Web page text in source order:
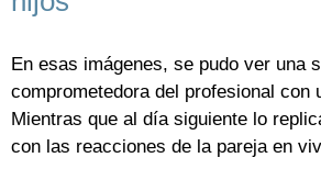
En esas imágenes, se pudo ver una
comprometedora del profesional con
Mientras que al día siguiente lo
con las reacciones de la pareja en